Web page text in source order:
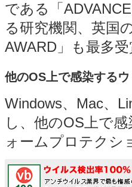
である「
る研究機関、英国
AWARD」も最多
他のOS上で感染する
Windows、Mac、
し、他のOS上で
ォームプロテクシ